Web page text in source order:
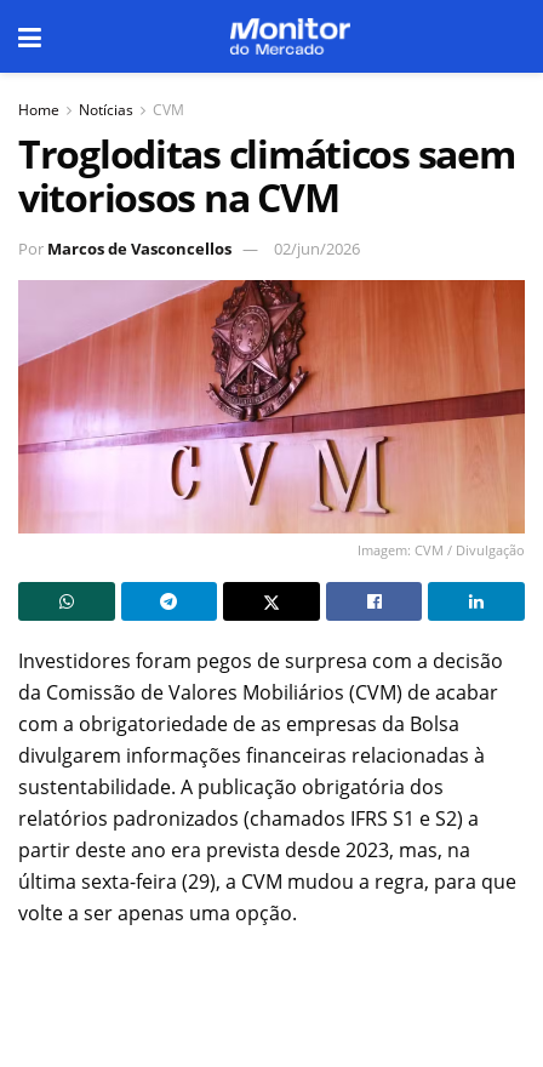
Home Notícias CVM
Trogloditas climáticos saem
vitoriosos na CVM
Por Marcos de Vasconcellos 02/jun/2026
Imagem: CVM / Divulgação
Investidores foram pegos de surpresa com a decisão
da Comissão de Valores Mobiliários (CVM) de acabar
com a obrigatoriedade de as empresas da Bolsa
divulgarem informações financeiras relacionadas à
sustentabilidade. A publicação obrigatória dos
relatórios padronizados (chamados IFRS S1 e S2) a
partir deste ano era prevista desde 2023, mas, na
última sexta-feira (29), a CVM mudou a regra, para que
volte a ser apenas uma opção.